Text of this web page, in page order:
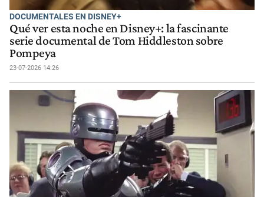
DOCUMENTALES EN DISNEY+
Qué ver esta noche en Disney+: la fascinante
serie documental de Tom Hiddleston sobre
Pompeya
23-07-2026 14:26